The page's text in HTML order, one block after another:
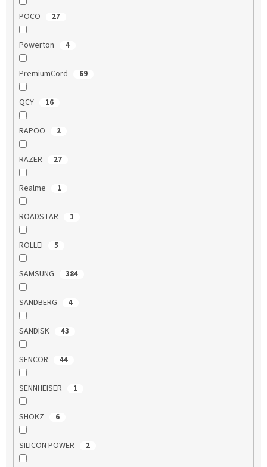
POCO 27
Powerton 4
PremiumCord 69
QCY 16
RAPOO 2
RAZER 27
Realme 1
ROADSTAR 1
ROLLEI 5
SAMSUNG 384
SANDBERG 4
SANDISK 43
SENCOR 44
SENNHEISER 1
SHOKZ 6
SILICON POWER 2